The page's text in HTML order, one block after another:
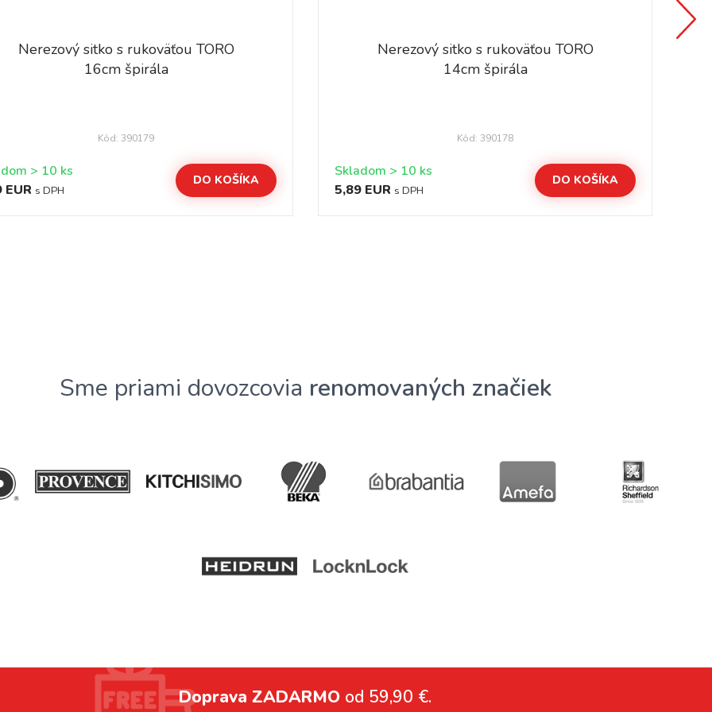
Nerezový sitko s rukoväťou TORO
16cm špirála
Kód: 390179
Skladom > 10 ks
EUR s DPH
DO KOŠÍKA
Nerezový sitko s rukoväťou TORO
14cm špirála
Kód: 390178
Skladom > 10 ks
5,89 EUR s DPH
DO KOŠÍKA
Sme priami dovozcovia renomovaných značiek
Doprava ZADARMO od 59,90 €.